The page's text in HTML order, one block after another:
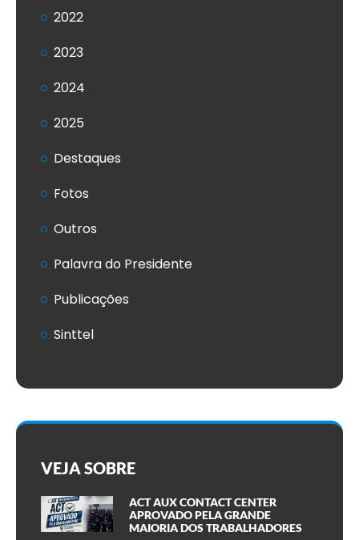
2022
2023
2024
2025
Destaques
Fotos
Outros
Palavra do Presidente
Publicações
Sinttel
VEJA SOBRE
ACT AUX CONTACT CENTER
APROVADO PELA GRANDE
MAIORIA DOS TRABALHADORES